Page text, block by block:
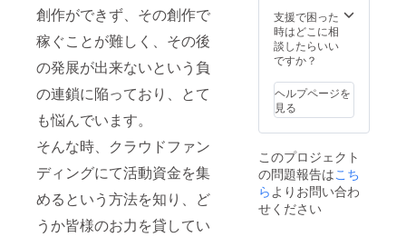
創作ができず、その創作で
稼ぐことが難しく、その後
の発展が出来ないという負
の連鎖に陥っており、とて
も悩んでいます。
そんな時、クラウドファン
ディングにて活動資金を集
めるという方法を知り、ど
うか皆様のお力を貸してい
支援で困った
時はどこに相
談したらいい
ですか？
ヘルプページを
見る
このプロジェクト
の問題報告はこち
ら よりお問い合わ
せください